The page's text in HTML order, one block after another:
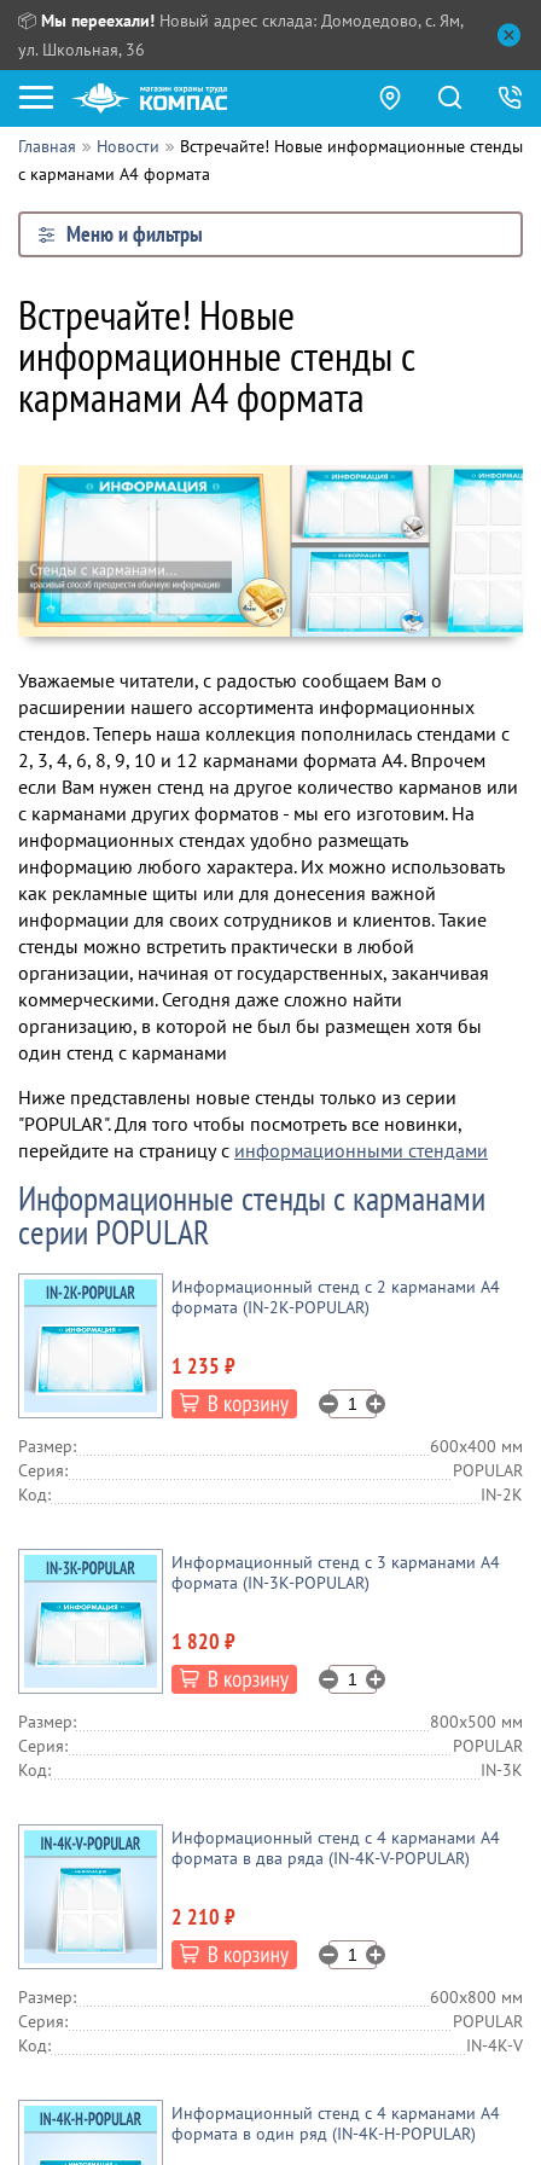
📦 Мы переехали! Новый адрес склада: Домодедово, с. Ям,
ул. Школьная, 36
Как купить?
Прайс-листы
Сотрудничество
Партнерам
Поставщикам
Контакты
ПТ:
СБ, ВС:
Выдача продукции:
Главная Новости
Встречайте! Новые информационные стенды
с карманами А4 формата
Меню и фильтры
Встречайте! Новые
информационные стенды с
карманами А4 формата
Уважаемые читатели, с радостью сообщаем Вам о
расширении нашего ассортимента информационных
стендов. Теперь наша коллекция пополнилась стендами с
2, 3, 4, 6, 8, 9, 10 и 12 карманами формата А4. Впрочем
если Вам нужен стенд на другое количество карманов или
с карманами других форматов - мы его изготовим. На
информационных стендах удобно размещать
информацию любого характера. Их можно использовать
как рекламные щиты или для донесения важной
информации для своих сотрудников и клиентов. Такие
стенды можно встретить практически в любой
организации, начиная от государственных, заканчивая
коммерческими. Сегодня даже сложно найти
организацию, в которой не был бы размещен хотя бы
один стенд с карманами
Ниже представлены новые стенды только из серии
"POPULAR". Для того чтобы посмотреть все новинки,
перейдите на страницу с информационными стендами
Информационные стенды с карманами
серии POPULAR
Информационный стенд с 2 карманами А4
формата (IN-2K-POPULAR)
1 235 ₽
Размер:
600х400 мм
Серия:
POPULAR
Код:
IN-2K
Информационный стенд с 3 карманами А4
формата (IN-3K-POPULAR)
1 820 ₽
Размер:
800х500 мм
Серия:
POPULAR
Код:
IN-3K
Информационный стенд с 4 карманами А4
формата в два ряда (IN-4K-V-POPULAR)
2 210 ₽
Размер:
600х800 мм
Серия:
POPULAR
Код:
IN-4K-V
Информационный стенд с 4 карманами А4
формата в один ряд (IN-4K-H-POPULAR)